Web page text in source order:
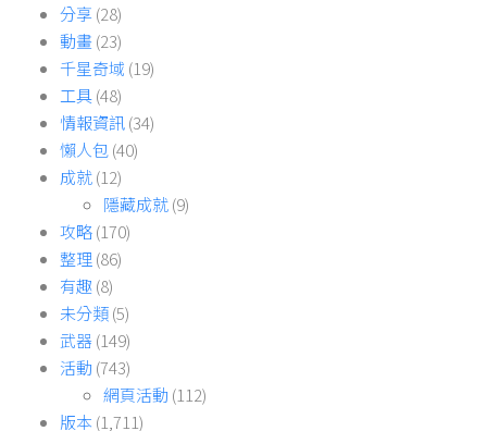
分享(28)
動畫(23)
千星奇域 (19)
工具(48)
情報資訊(34)
懶人包(40)
成就(12)
隱藏成就(9)
攻略(170)
整理(86)
有趣(8)
未分類(5)
武器(149)
活動 (743)
網頁活動 (112)
版本 (1,711)